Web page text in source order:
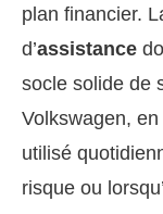
plan financier.
d’assistance
socle solide de
Volkswagen,
utilisé
risque ou